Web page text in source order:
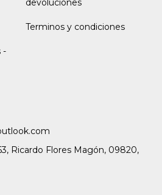
devoluciones
Terminos y condiciones
-
Ricardo Flores Magón, 09820,